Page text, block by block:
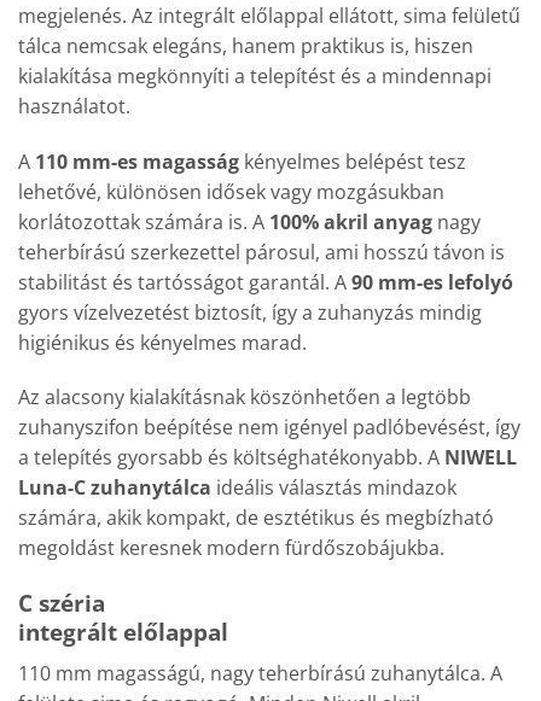
megjelenés. Az integrált előlappal ellátott, sima felületű
tálca nemcsak elegáns, hanem praktikus is, hiszen
kialakítása megkönnyíti a telepítést és a mindennapi
használatot.
A 110 mm-es magasság kényelmes belépést tesz
lehetővé, különösen idősek vagy mozgásukban
korlátozottak számára is. A 100% akril anyag nagy
teherbírású szerkezettel párosul, ami hosszú távon is
stabilitást és tartósságot garantál. A90 mm-es lefolyó
gyors vízelvezetést biztosít, így a zuhanyzás mindig
higiénikus és kényelmes marad.
Az alacsony kialakításnak köszönhetően a legtöbb
zuhanyszifon beépítése nem igényel padlóbevésést, így
a telepítés gyorsabb és költséghatékonyabb. A NIWELL
Luna-C zuhanytálca ideális választás mindazok
számára, akik kompakt, de esztétikus és megbízható
megoldást keresnek modern fürdőszobájukba.
C széria
integrált előlappal
110 mm magasságú, nagy teherbírású zuhanytálca. A